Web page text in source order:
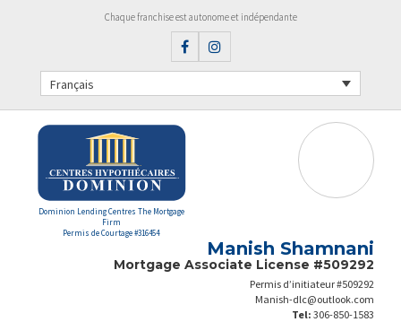
Chaque franchise est autonome et indépendante
Français
Dominion Lending Centres The Mortgage
Firm
Permis de Courtage #316454
Manish Shamnani
Mortgage Associate License #509292
Permis d’initiateur #509292
Manish-dlc@outlook.com
Tel: 306-850-1583